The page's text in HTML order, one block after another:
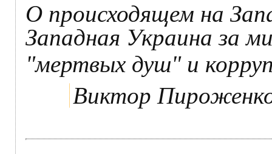
О происходящем на
Западная Украина за
"мертвых душ" и
Виктор